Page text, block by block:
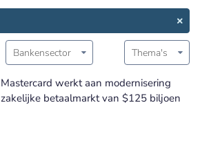
Bankensector Thema's
Mastercard werkt aan modernisering
zakelijke betaalmarkt van $125 biljoen